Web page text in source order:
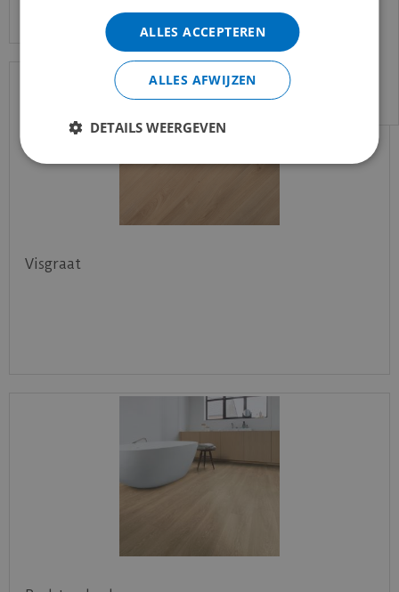
Visgraat
gewend bent.
Voor vragen kan je ons bereiken via
info@merkvloerenwinkel.nl
ALLES ACCEPTEREN
ALLES AFWIJZEN
DETAILS WEERGEVEN